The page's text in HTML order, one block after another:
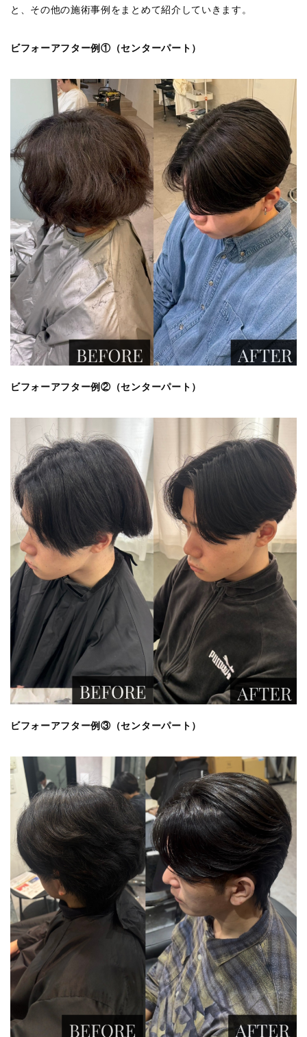
と、その他の施術事例をまとめて紹介していきます。
ビフォーアフター例①（センターパート）
ビフォーアフター例②（センターパート）
ビフォーアフター例③（センターパート）